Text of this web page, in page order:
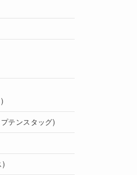
テンスタッグ)
)